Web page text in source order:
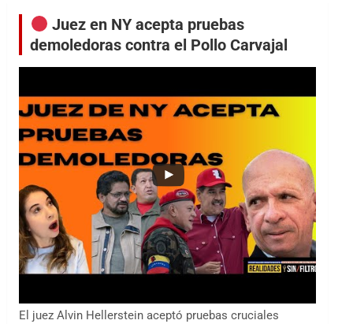
Juez en NY acepta pruebas
demoledoras contra el Pollo Carvajal
El juez Alvin Hellerstein aceptó pruebas cruciales